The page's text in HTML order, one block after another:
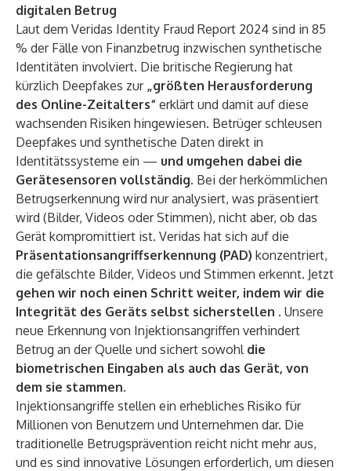
digitalen Betrug
Laut dem Veridas Identity Fraud Report 2024 sind in 85
% der Fälle von Finanzbetrug inzwischen synthetische
Identitäten involviert. Die britische Regierung hat
kürzlich Deepfakes zur„größten Herausforderung
des Online-Zeitalters“ erklärt und damit auf diese
wachsenden Risiken hingewiesen. Betrüger schleusen
Deepfakes und synthetische Daten direkt in
Identitätssysteme ein — und umgehen dabei die
Gerätesensoren vollständig. Bei der herkömmlichen
Betrugserkennung wird nur analysiert, was präsentiert
wird (Bilder, Videos oder Stimmen), nicht aber, ob das
Gerät kompromittiert ist. Veridas hat sich auf die
Präsentationsangriffserkennung (PAD) konzentriert,
die gefälschte Bilder, Videos und Stimmen erkennt. Jetzt
gehen wir noch einen Schritt weiter, indem wir die
Integrität des Geräts selbst sicherstellen . Unsere
neue Erkennung von Injektionsangriffen verhindert
Betrug an der Quelle und sichert sowohl die
biometrischen Eingaben als auch das Gerät, von
dem sie stammen.
Injektionsangriffe stellen ein erhebliches Risiko für
Millionen von Benutzern und Unternehmen dar. Die
traditionelle Betrugsprävention reicht nicht mehr aus,
und es sind innovative Lösungen erforderlich, um diesen